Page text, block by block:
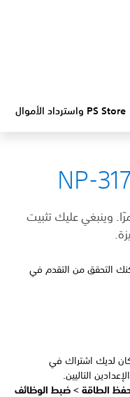
PS Store واسترداد الأموال
وينبغي عليك تثبيت
التحقق من التقدم في
كان لديك اشتراك في
الطاقة > ضبط الوظائف